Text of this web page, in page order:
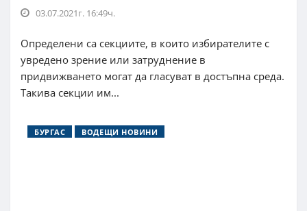
03.07.2021г. 16:49ч.
Определени са секциите, в които избирателите с
увредено зрение или затруднение в
придвижването могат да гласуват в достъпна среда.
Такива секции им...
БУРГАС ВОДЕЩИ НОВИНИ